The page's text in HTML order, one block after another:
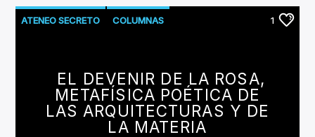
ATENEO SECRETO COLUMNAS 1
EL DEVENIR DE LA ROSA,
METAFÍSICA POÉTICA DE
LAS ARQUITECTURAS Y DE
LA MATERIA